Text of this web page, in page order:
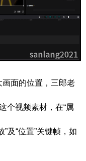
面的位置，三郎老
个视频素材，在“属
”及“位置”关键帧，如